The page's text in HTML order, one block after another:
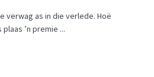
verwag as in die verlede. Hoë
’n premie ...